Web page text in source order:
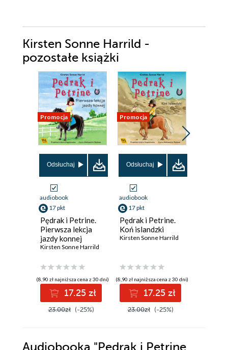
Kirsten Sonne Harrild -
pozostałe książki
Promocja
Odsłuchaj
audiobook
17 pkt
Pędrak i Petrine.
Pierwsza lekcja
jazdy konnej
Kirsten Sonne Harrild
(8,90 zł najniższa cena z 30 dni)
17.25 zł
23.00zł (-25%)
Promocja
Odsłuchaj
audiobook
17 pkt
Pędrak i Petrine.
Koń islandzki
Kirsten Sonne Harrild
(8,90 zł najniższa cena z 30 dni)
17.25 zł
23.00zł (-25%)
Audiobooka "Pędrak i Petrine.